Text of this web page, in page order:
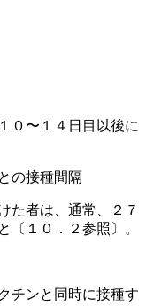
０〜１４日目以後に
の接種間隔
た者は、通常、２７
〔１０．２参照〕。
チンと同時に接種す